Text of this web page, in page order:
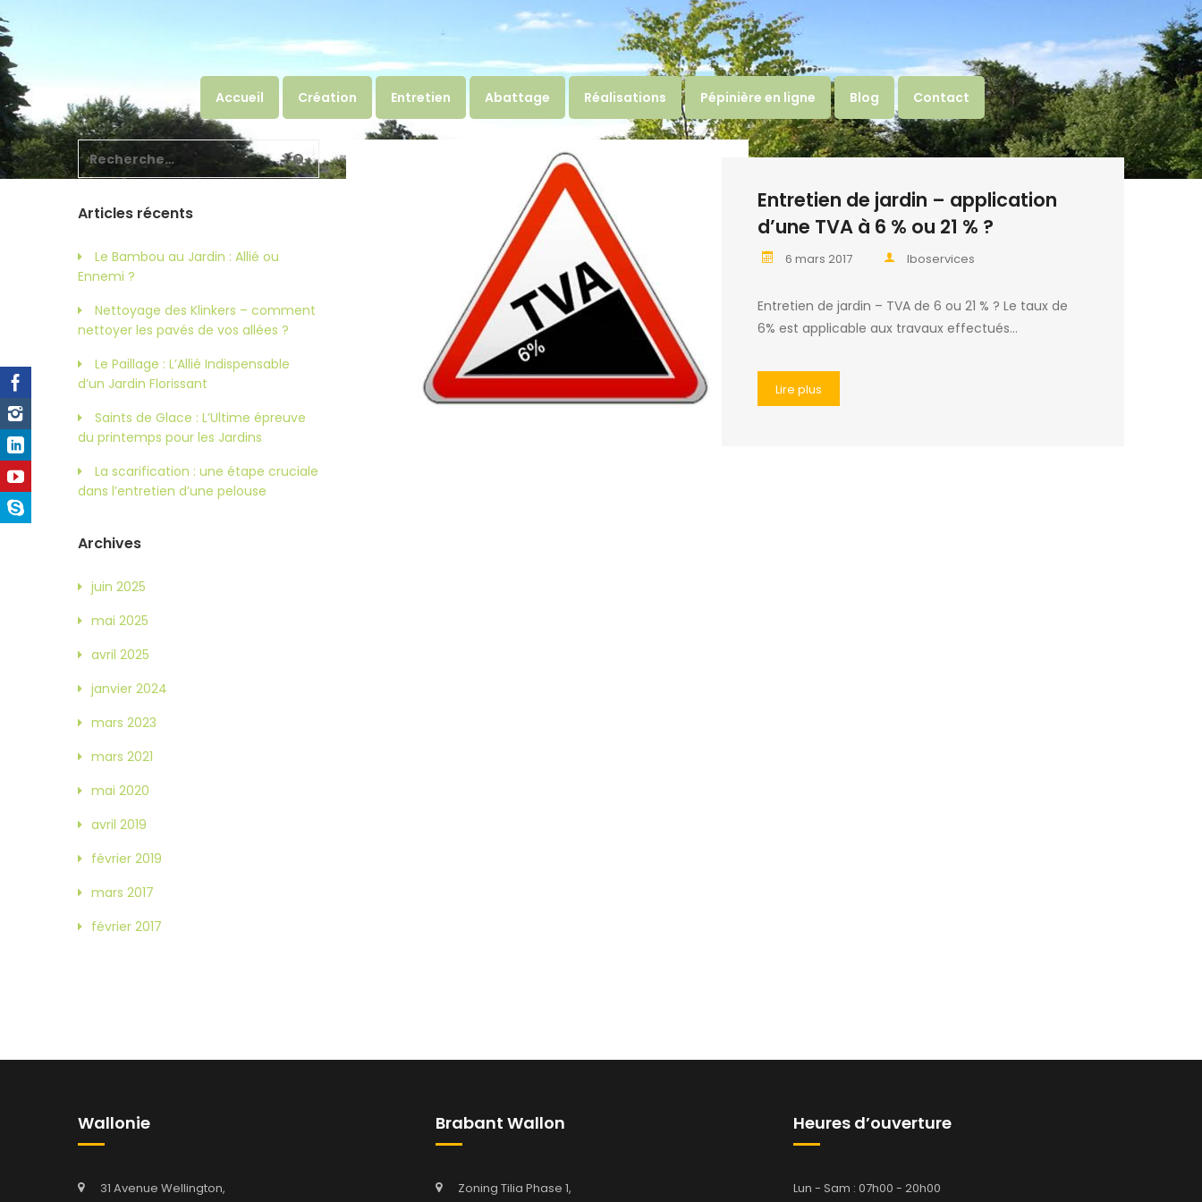
Accueil Création Entretien Abattage Réalisations Pépinière en ligne Blog Contact
Entretien de jardin – application
d’une TVA à 6 % ou 21 % ?
6 mars 2017 lboservices
Entretien de jardin – TVA de 6 ou 21 % ? Le taux de
6% est applicable aux travaux effectués…
Lire plus
Articles récents
Le Bambou au Jardin : Allié ou
Ennemi ?
Nettoyage des Klinkers – comment
nettoyer les pavés de vos allées ?
Le Paillage : L’Allié Indispensable
d’un Jardin Florissant
Saints de Glace : L’Ultime épreuve
du printemps pour les Jardins
La scarification : une étape cruciale
dans l’entretien d’une pelouse
Archives
juin 2025
mai 2025
avril 2025
janvier 2024
mars 2023
mars 2021
mai 2020
avril 2019
février 2019
mars 2017
février 2017
Wallonie
31 Avenue Wellington,
Brabant Wallon
Zoning Tilia Phase 1,
Heures d’ouverture
Lun - Sam : 07h00 - 20h00